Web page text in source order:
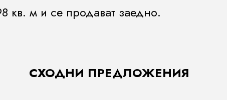
кв. м и се продават заедно.
СХОДНИ ПРЕДЛОЖЕНИЯ